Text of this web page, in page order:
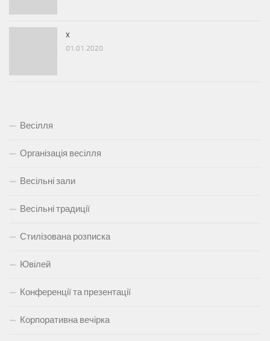
x
01.01.2020
Весілля
Організація весілля
Весільні зали
Весільні традиції
Стилізована розписка
Ювілей
Конференції та презентації
Корпоративна вечірка